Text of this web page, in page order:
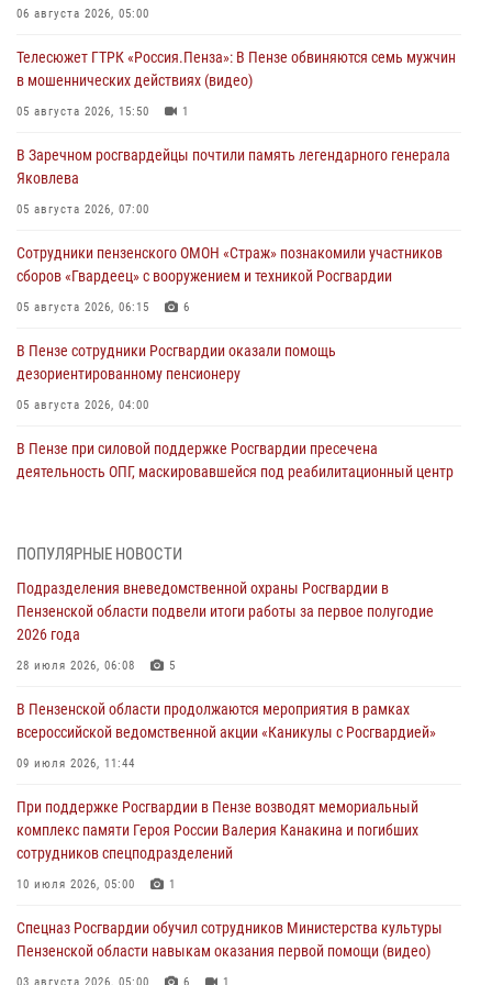
06 августа 2026, 05:00
Телесюжет ГТРК «Россия.Пенза»: В Пензе обвиняются семь мужчин
в мошеннических действиях (видео)
05 августа 2026, 15:50 1
В Заречном росгвардейцы почтили память легендарного генерала
Яковлева
05 августа 2026, 07:00
Сотрудники пензенского ОМОН «Страж» познакомили участников
сборов «Гвардеец» с вооружением и техникой Росгвардии
05 августа 2026, 06:15 6
В Пензе сотрудники Росгвардии оказали помощь
дезориентированному пенсионеру
05 августа 2026, 04:00
В Пензе при силовой поддержке Росгвардии пресечена
деятельность ОПГ, маскировавшейся под реабилитационный центр
работы за первое полугодие 2026 года
Росгвардия обеспечила безопасность праздничных мероприятий в
1
В Пензе сотрудники Росгвардии задержали мужчину, который
дома
03 августа 2026, 05:59
Росгвардейцы Пензенской области отмечают 35-летие дежурной
03 августа 2026, 05:15
ПОПУЛЯРНЫЕ НОВОСТИ
Подразделения вневедомственной охраны Росгвардии в
Пензенской области подвели итоги работы за первое полугодие
2026 года
28 июля 2026, 06:08 5
В Пензенской области продолжаются мероприятия в рамках
всероссийской ведомственной акции «Каникулы с Росгвардией»
09 июля 2026, 11:44
При поддержке Росгвардии в Пензе возводят мемориальный
комплекс памяти Героя России Валерия Канакина и погибших
сотрудников спецподразделений
10 июля 2026, 05:00 1
Спецназ Росгвардии обучил сотрудников Министерства культуры
Пензенской области навыкам оказания первой помощи (видео)
03 августа 2026, 05:00 6 1